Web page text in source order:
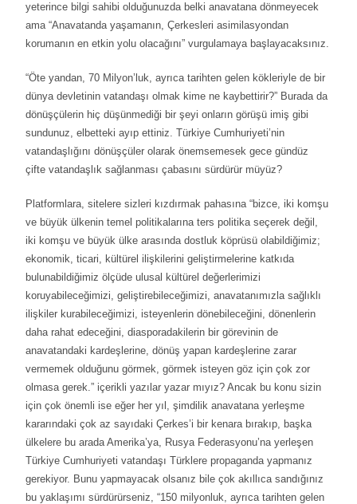
yeterince bilgi sahibi olduğunuzda belki anavatana dönmeyecek
ama “Anavatanda yaşamanın, Çerkesleri asimilasyondan
korumanın en etkin yolu olacağını” vurgulamaya başlayacaksınız.
“Öte yandan, 70 Milyon’luk, ayrıca tarihten gelen kökleriyle de bir
dünya devletinin vatandaşı olmak kime ne kaybettirir?” Burada da
dönüşçülerin hiç düşünmediği bir şeyi onların görüşü imiş gibi
sundunuz, elbetteki ayıp ettiniz. Türkiye Cumhuriyeti’nin
vatandaşlığını dönüşçüler olarak önemsemesek gece gündüz
çifte vatandaşlık sağlanması çabasını sürdürür müyüz?
Platformlara, sitelere sizleri kızdırmak pahasına “bizce, iki komşu
ve büyük ülkenin temel politikalarına ters politika seçerek değil,
iki komşu ve büyük ülke arasında dostluk köprüsü olabildiğimiz;
ekonomik, ticari, kültürel ilişkilerini geliştirmelerine katkıda
bulunabildiğimiz ölçüde ulusal kültürel değerlerimizi
koruyabileceğimizi, geliştirebileceğimizi, anavatanımızla sağlıklı
ilişkiler kurabileceğimizi, isteyenlerin dönebileceğini, dönenlerin
daha rahat edeceğini, diasporadakilerin bir görevinin de
anavatandaki kardeşlerine, dönüş yapan kardeşlerine zarar
vermemek olduğunu görmek, görmek isteyen göz için çok zor
olmasa gerek.” içerikli yazılar yazar mıyız? Ancak bu konu sizin
için çok önemli ise eğer her yıl, şimdilik anavatana yerleşme
kararındaki çok az sayıdaki Çerkes’i bir kenara bırakıp, başka
ülkelere bu arada Amerika’ya, Rusya Federasyonu’na yerleşen
Türkiye Cumhuriyeti vatandaşı Türklere propaganda yapmanız
gerekiyor. Bunu yapmayacak olsanız bile çok akıllıca sandığınız
bu yaklaşımı sürdürürseniz, “150 milyonluk, ayrıca tarihten gelen